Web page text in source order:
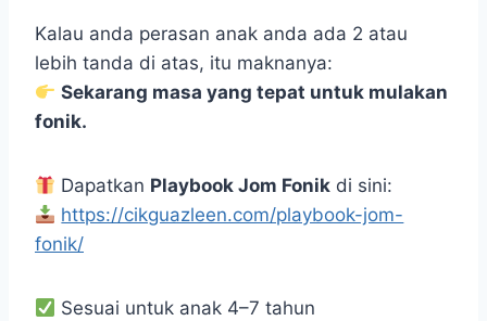
Kalau anda perasan anak anda ada 2 atau
lebih tanda di atas, itu maknanya:
Sekarang masa yang tepat untuk mulakan
fonik.
Dapatkan Playbook Jom Fonik di sini:
https://cikguazleen.com/playbook-jom-
fonik/
Sesuai untuk anak 4–7 tahun